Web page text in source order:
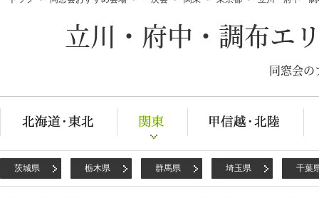
立川・府中・調布エ
同窓会の
茨城県 栃木県 群馬県 埼玉県 千葉